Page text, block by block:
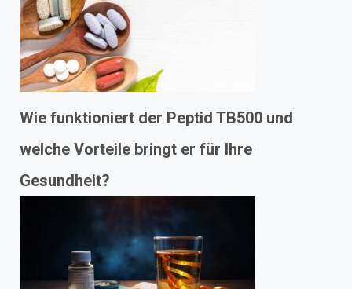
Wie funktioniert der Peptid TB500 und
welche Vorteile bringt er für Ihre
Gesundheit?